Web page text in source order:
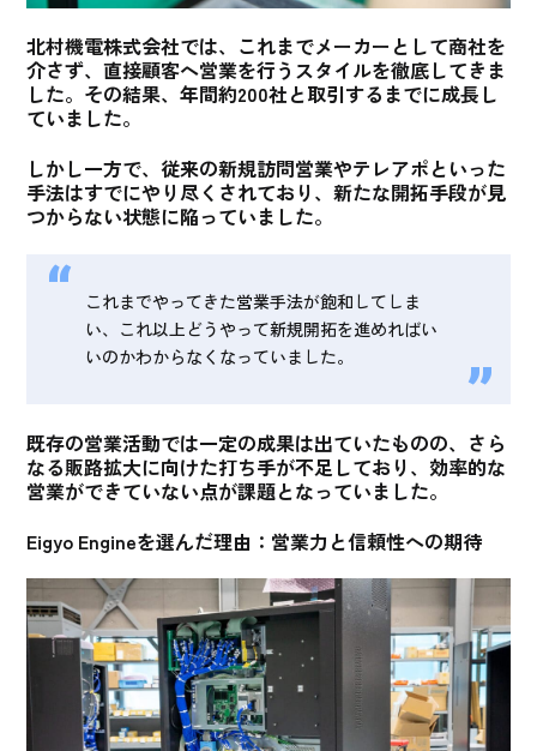
北村機電株式会社では、これまでメーカーとして商社を
介さず、直接顧客へ営業を行うスタイルを徹底してきま
した。その結果、年間約200社と取引するまでに成長し
ていました。
しかし一方で、従来の新規訪問営業やテレアポといった
手法はすでにやり尽くされており、新たな開拓手段が見
つからない状態に陥っていました。
これまでやってきた営業手法が飽和してしま
い、これ以上どうやって新規開拓を進めればい
いのかわからなくなっていました。
既存の営業活動では一定の成果は出ていたものの、さら
なる販路拡大に向けた打ち手が不足しており、効率的な
営業ができていない点が課題となっていました。
Eigyo Engineを選んだ理由：営業力と信頼性への期待